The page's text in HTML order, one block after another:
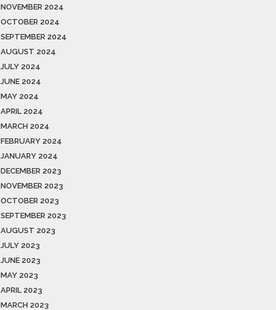
NOVEMBER 2024
OCTOBER 2024
SEPTEMBER 2024
AUGUST 2024
JULY 2024
JUNE 2024
MAY 2024
APRIL 2024
MARCH 2024
FEBRUARY 2024
JANUARY 2024
DECEMBER 2023
NOVEMBER 2023
OCTOBER 2023
SEPTEMBER 2023
AUGUST 2023
JULY 2023
JUNE 2023
MAY 2023
APRIL 2023
MARCH 2023